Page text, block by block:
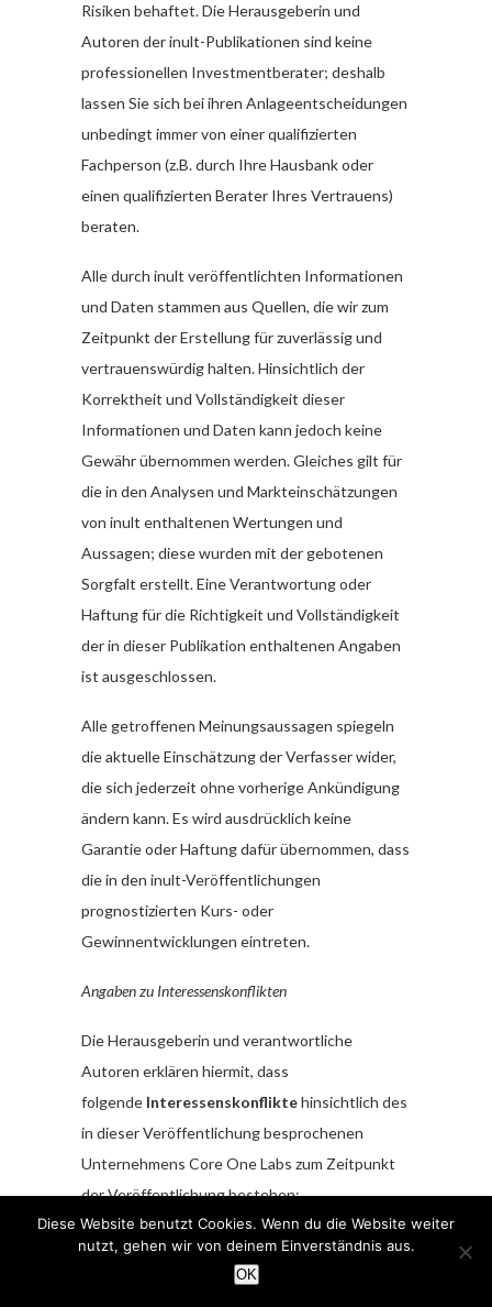
Risiken behaftet. Die Herausgeberin und
Autoren der inult-Publikationen sind keine
professionellen Investmentberater; deshalb
lassen Sie sich bei ihren Anlageentscheidungen
unbedingt immer von einer qualifizierten
Fachperson (z.B. durch Ihre Hausbank oder
einen qualifizierten Berater Ihres Vertrauens)
beraten.
Alle durch inult veröffentlichten Informationen
und Daten stammen aus Quellen, die wir zum
Zeitpunkt der Erstellung für zuverlässig und
vertrauenswürdig halten. Hinsichtlich der
Korrektheit und Vollständigkeit dieser
Informationen und Daten kann jedoch keine
Gewähr übernommen werden. Gleiches gilt für
die in den Analysen und Markteinschätzungen
von inult enthaltenen Wertungen und
Aussagen; diese wurden mit der gebotenen
Sorgfalt erstellt. Eine Verantwortung oder
Haftung für die Richtigkeit und Vollständigkeit
der in dieser Publikation enthaltenen Angaben
ist ausgeschlossen.
Alle getroffenen Meinungsaussagen spiegeln
die aktuelle Einschätzung der Verfasser wider,
die sich jederzeit ohne vorherige Ankündigung
ändern kann. Es wird ausdrücklich keine
Garantie oder Haftung dafür übernommen, dass
die in den inult-Veröffentlichungen
prognostizierten Kurs- oder
Gewinnentwicklungen eintreten.
Angaben zu Interessenskonflikten
Die Herausgeberin und verantwortliche
Autoren erklären hiermit, dass
folgende Interessenskonfliktehinsichtlich des
in dieser Veröffentlichung besprochenen
Unternehmens Core One Labs zum Zeitpunkt
der Veröffentlichung bestehen:
I. Autoren und die Herausgeberin sowie diesen
nahestehende Consultants und Auftraggeber
Diese Website benutzt Cookies. Wenn du die Website weiter
nutzt, gehen wir von deinem Einverständnis aus.
OK